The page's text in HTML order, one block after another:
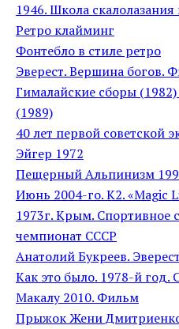
1946. Школа
Ретро клайминг
Фонтебло в стиле ретро
Эверест. Вершина богов.
Гималайские сборы
(1989)
40 лет первой советской
Эйгер 1972
Пещерный Альпинизм
Июнь 2004-го. К2. «Magic
1973г. Крым. Спортивное
чемпионат СССР
Анатолий Букреев.
Как это было. 1978-й год.
Макалу 2010. Фильм
Прыжок Жени